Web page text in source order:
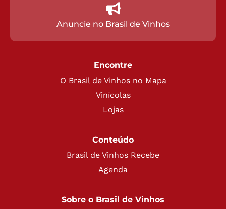
Anuncie no Brasil de Vinhos
Encontre
O Brasil de Vinhos no Mapa
Vinícolas
Lojas
Conteúdo
Brasil de Vinhos Recebe
Agenda
Sobre o Brasil de Vinhos